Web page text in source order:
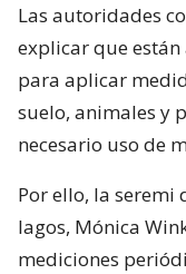
Las autoridades
explicar que están
para aplicar
suelo, animales y
necesario uso de
Por ello, la seremi
lagos, Mónica
mediciones